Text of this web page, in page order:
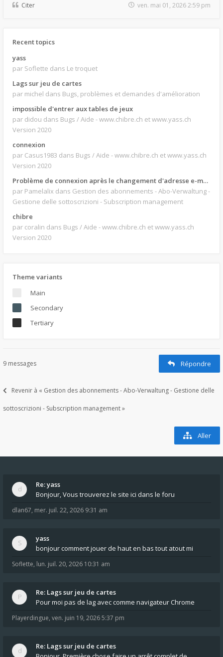
Citer ven. mai 01, 2026 2:59 pm
Recent topics
yass
par Soflette dans Le troquet
Lags sur jeu de cartes
par michel dans Bugs, problèmes et demandes d'amélioration
impossible d'entrer aux tables de jeux
par didou dans Bugs / Aide - www.chibre.ch et www.yass.ch
Version 2020
connexion
par Casus1983 dans Bugs / Aide - www.chibre.ch et www.yass.ch
Version 2020
Problème de connexion après le changement d'adresse e-mail.
par Pamelalix dans Gestion des abonnements - Abo-Verwaltung -
Gestione delle sottoscrizioni - Subscription management
chibre
par coralin dans Bugs / Aide - www.chibre.ch et www.yass.ch
Version 2020
Theme variants
Main
Secondary
Tertiary
9 messages Répondre
Revenir à « Gestion des abonnements - Abo-Verwaltung - Gestione delle
sottoscrizioni - Subscription management »
Aller
Re: yass
Bonjour, Vous trouverez le site ici dans le foru
dlan67, mer. juil. 22, 2026 9:31 am
yass
bonjour comment jouer de haut en bas tout atout mi
Soflette, lun. juil. 20, 2026 10:31 am
Re: Lags sur jeu de cartes
Pour moi pas de lag avec comme navigateur Chrome
Playerdingue, ven. juin 19, 2026 5:37 pm
Re: Lags sur jeu de cartes